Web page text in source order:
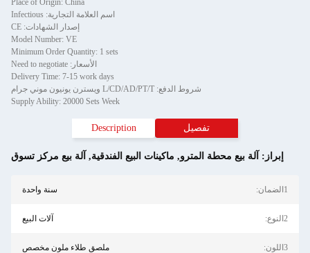
Place of Origin: China
اسم العلامة التجارية: Infectious
إصدار الشهادات: CE
Model Number: VE
Minimum Order Quantity: 1 sets
الأسعار: Need to negotiate
Delivery Time: 7-15 work days
شروط الدفع: L/CD/AD/PT/T ويسترن يونيون موني جرام
Supply Ability: 20000 Sets Week
تفصيل Description
إبراز: آلة بيع محطة المترو, ماكينات البيع الفندقية, آلة بيع مركز تسوق
1الضمان: سنة واحدة
2النوع: آلات البيع
3اللون: ملصق طلاء ملون مخصص